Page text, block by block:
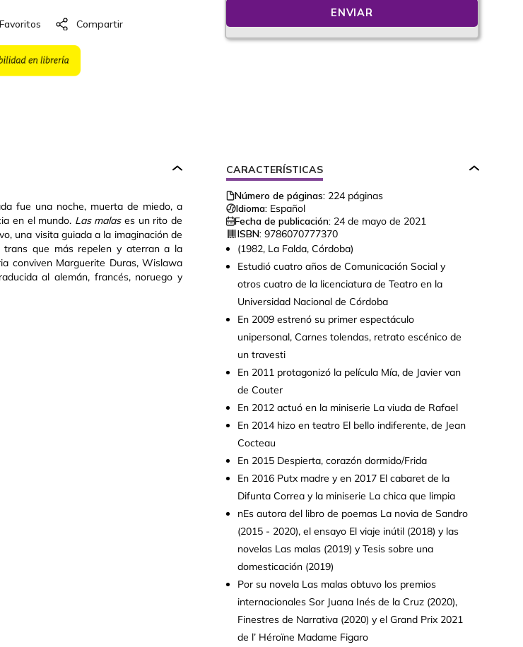
ENVIAR
fue una noche, muerta de miedo, a
en el mundo. Las malases un rito de
una visita guiada a la imaginación de
que más repelen y aterran a la
conviven Marguerite Duras, Wislawa
al alemán, francés, noruego y
CARACTERÍSTICAS
Número de páginas: 224 páginas
Idioma: Español
Fecha de publicación: 24 de mayo de 2021
ISBN: 9786070777370
(1982, La Falda, Córdoba)
Estudió cuatro años de Comunicación Social y
otros cuatro de la licenciatura de Teatro en la
Universidad Nacional de Córdoba
En 2009 estrenó su primer espectáculo
unipersonal, Carnes tolendas, retrato escénico de
un travesti
En 2011 protagonizó la película Mía, de Javier van
de Couter
En 2012 actuó en la miniserie La viuda de Rafael
En 2014 hizo en teatro El bello indiferente, de Jean
Cocteau
En 2015 Despierta, corazón dormido/Frida
En 2016 Putx madre y en 2017 El cabaret de la
Difunta Correa y la miniserie La chica que limpia
nEs autora del libro de poemas La novia de Sandro
(2015 - 2020), el ensayo El viaje inútil (2018) y las
novelas Las malas (2019) y Tesis sobre una
domesticación (2019)
Por su novela Las malas obtuvo los premios
internacionales Sor Juana Inés de la Cruz (2020),
Finestres de Narrativa (2020) y el Grand Prix 2021
de l’ Héroïne Madame Figaro